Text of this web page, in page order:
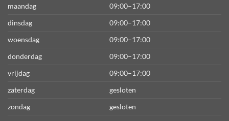
maandag
09:00–17:00
dinsdag
09:00–17:00
woensdag
09:00–17:00
donderdag
09:00–17:00
vrijdag
09:00–17:00
zaterdag
gesloten
zondag
gesloten